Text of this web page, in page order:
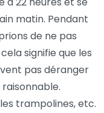
matin. Pendant
de ne pas
signifie que les
pas déranger
trampolines, etc.